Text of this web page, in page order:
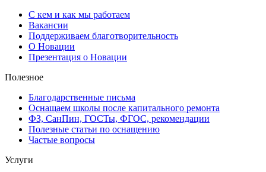
С кем и как мы работаем
Вакансии
Поддерживаем благотворительность
О Новации
Презентация о Новации
Полезное
Благодарственные письма
Оснащаем школы после капитального ремонта
ФЗ, СанПин, ГОСТы, ФГОС, рекомендации
Полезные статьи по оснащению
Частые вопросы
Услуги